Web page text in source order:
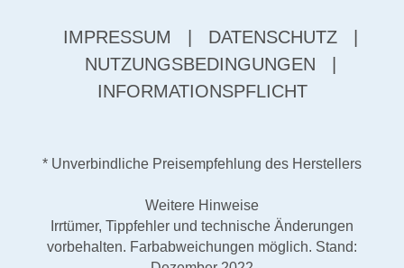
IMPRESSUM DATENSCHUTZ
NUTZUNGSBEDINGUNGEN
INFORMATIONSPFLICHT
* Unverbindliche Preisempfehlung des Herstellers
Weitere Hinweise
Irrtümer, Tippfehler und technische Änderungen
vorbehalten. Farbabweichungen möglich. Stand: